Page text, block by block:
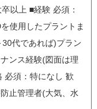
以上 ■経験 必須：
使用したプラントま
代であれば)プラン
ンス経験(図面は理
必須：特になし 歓
止管理者(大気、水